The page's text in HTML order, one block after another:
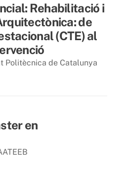
Rehabilitació i
de
(CTE) al
Politècnica de Catalunya
en